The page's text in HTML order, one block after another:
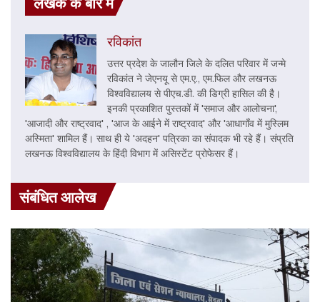
रविकांत
उत्तर प्रदेश के जालौन जिले के दलित परिवार में जन्मे
रविकांत ने जेएनयू से एम.ए., एम.फिल और लखनऊ
विश्वविद्यालय से पीएच.डी. की डिग्री हासिल की है।
इनकी प्रकाशित पुस्तकों में 'समाज और आलोचना',
'आजादी और राष्ट्रवाद' , 'आज के आईने में राष्ट्रवाद' और 'आधागाँव में मुस्लिम
अस्मिता' शामिल हैं। साथ ही ये 'अदहन' पत्रिका का संपादक भी रहे हैं। संप्रति
लखनऊ विश्वविद्यालय के हिंदी विभाग में असिस्टेंट प्रोफेसर हैं।
संबंधित आलेख